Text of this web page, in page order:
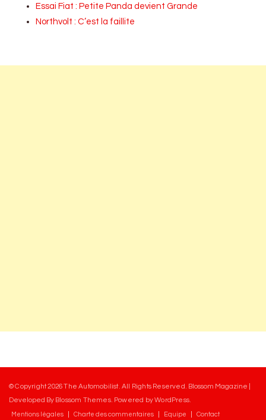
Essai Fiat : Petite Panda devient Grande
Northvolt : C’est la faillite
© Copyright 2026The Automobilist. All Rights Reserved. Blossom Magazine |
Developed By Blossom Themes. Powered byWordPress
Mentions légales Charte des commentaires Equipe Contact